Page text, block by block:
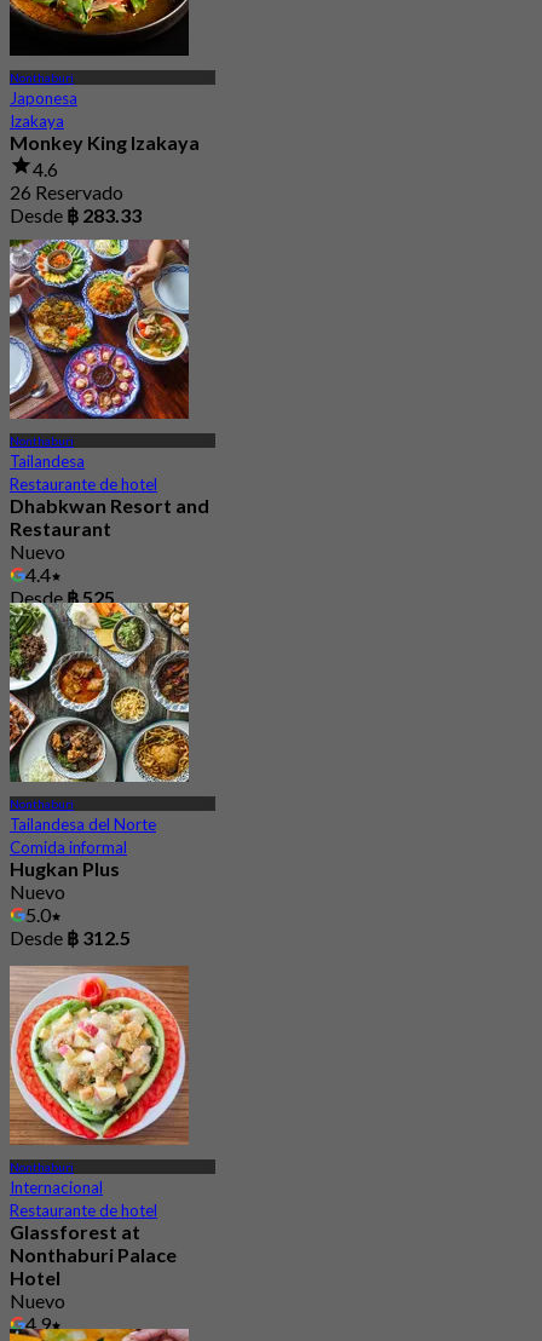
Nonthaburi
Japonesa
Izakaya
Monkey King Izakaya
4.6
26 Reservado
Desde ฿ 283.33
Nonthaburi
Tailandesa
Restaurante de hotel
Dhabkwan Resort and
Restaurant
Nuevo
4.4
Desde ฿ 525
Nonthaburi
Tailandesa del Norte
Comida informal
Hugkan Plus
Nuevo
5.0
Desde ฿ 312.5
Nonthaburi
Internacional
Restaurante de hotel
Glassforest at
Nonthaburi Palace
Hotel
Nuevo
4.9